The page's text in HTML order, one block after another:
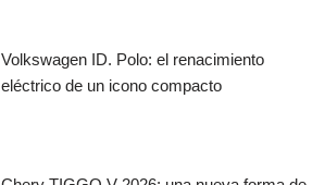
Volkswagen ID. Polo: el renacimiento
eléctrico de un icono compacto